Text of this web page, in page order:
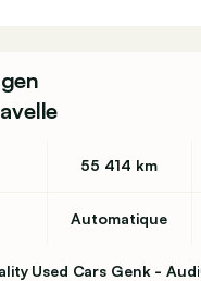
55 414 km
Automatique
Used Cars Genk - Audi